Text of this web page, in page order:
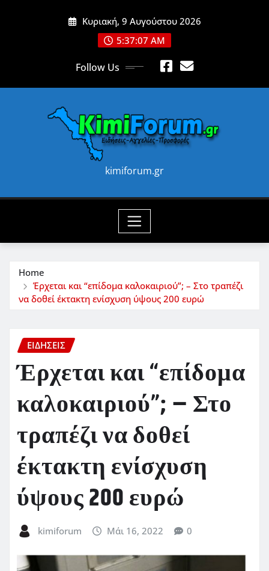
Κυριακή, 9 Αυγούστου 2026
5:37:09 AM
Follow Us
kimiforum.gr
Home
Έρχεται και “επίδομα καλοκαιριού”; – Στο τραπέζι
να δοθεί έκτακτη ενίσχυση ύψους 200 ευρώ
ΕΙΔΗΣΕΙΣ
Έρχεται και “επίδομα
καλοκαιριού”; – Στο
τραπέζι να δοθεί
έκτακτη ενίσχυση
ύψους 200 ευρώ
kimiforum Μάι 16, 2022 0